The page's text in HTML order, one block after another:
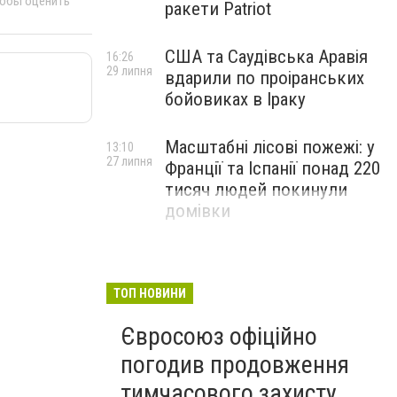
ракети Patriot
США та Саудівська Аравія
вдарили по проіранських
бойовиках в Іраку
16:26
29 липня
Масштабні лісові пожежі: у
Франції та Іспанії понад 220
тисяч людей покинули
домівки
13:10
27 липня
ТОП НОВИНИ
Євросоюз офіційно
погодив продовження